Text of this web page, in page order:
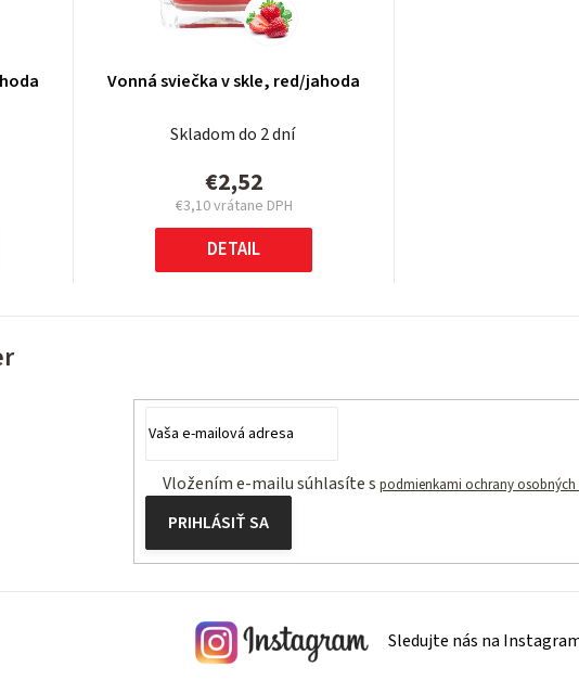
Vonná sviečka v skle, red/jahoda
Skladom do 2 dní
€2,52
€3,10 vrátane DPH
Jednotková
cena:
DETAIL
Vložením e-mailu súhlasíte s podmienkami ochrany
PRIHLÁSIŤ SA
Sledujte nás na